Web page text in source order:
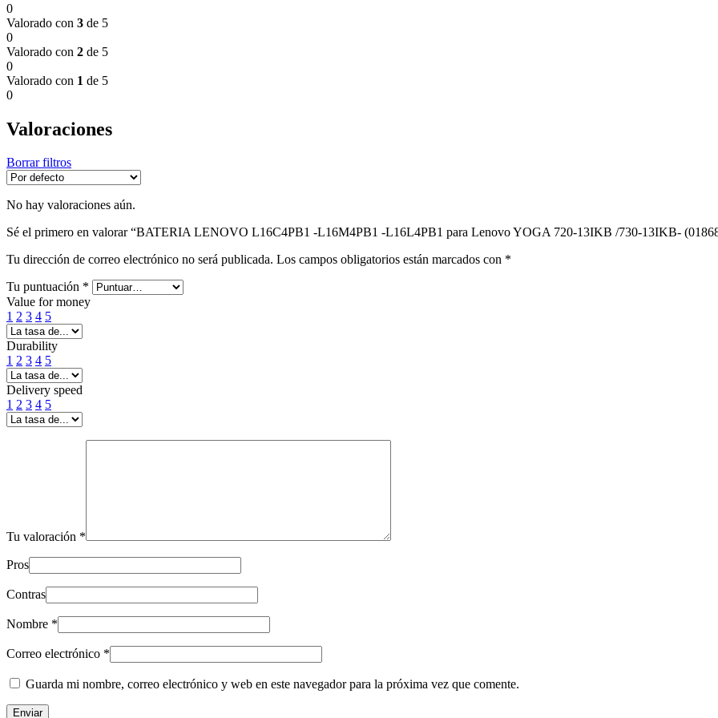
0
Valorado con 3 de 5
0
Valorado con 2 de 5
0
Valorado con 1 de 5
0
Valoraciones
Borrar filtros
No hay valoraciones aún.
Sé el primero en valorar “BATERIA LENOVO L16C4PB1 -L16M4PB1 -L16L4PB1 para Lenovo YOGA 720-13IKB /730-13IKB-
Tu dirección de correo electrónico no será publicada. Los campos obligatorios están marcados con *
Tu puntuación *
Value for money
1 2 3 4 5
Durability
1 2 3 4 5
Delivery speed
1 2 3 4 5
Tu valoración *
Pros
Contras
Nombre *
Correo electrónico *
Guarda mi nombre, correo electrónico y web en este navegador para la próxima vez que comente.